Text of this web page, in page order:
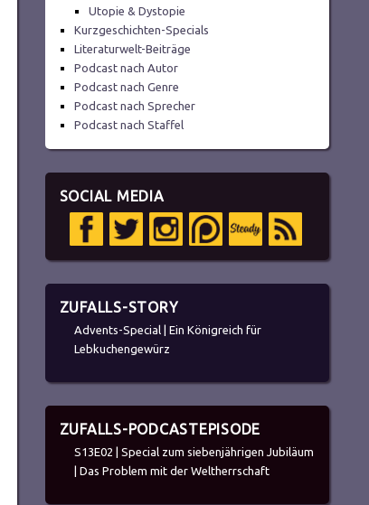
Utopie & Dystopie
Kurzgeschichten-Specials
Literaturwelt-Beiträge
Podcast nach Autor
Podcast nach Genre
Podcast nach Sprecher
Podcast nach Staffel
SOCIAL MEDIA
ZUFALLS-STORY
Advents-Special | Ein Königreich für
Lebkuchengewürz
ZUFALLS-PODCASTEPISODE
S13E02 | Special zum siebenjährigen Jubiläum
| Das Problem mit der Weltherrschaft